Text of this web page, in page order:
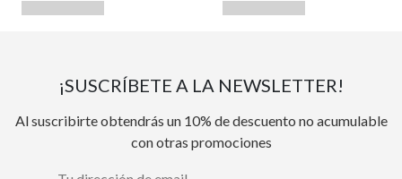
¡SUSCRÍBETE A LA NEWSLETTER!
Al suscribirte obtendrás un 10% de descuento no acumulable
con otras promociones